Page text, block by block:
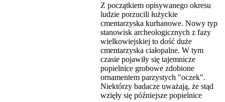
Z początkiem opisywanego okresu
ludzie porzucili łużyckie
cmentarzyska kurhanowe. Nowy typ
stanowisk archeologicznych z fazy
wielkowiejskiej to dość duże
cmentarzyska ciałopalne. W tym
czasie pojawiły się tajemnicze
popielnice grobowe zdobione
ornamentem parzystych "oczek".
Niektórzy badacze uważają, że stąd
wzięły się późniejsze popielnice